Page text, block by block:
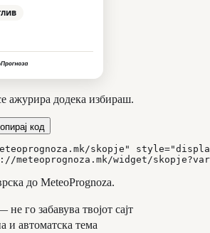
ажурира додека избираш.
код
skopje"
meteoprognoza.mk/widget/
до MeteoPrognoza.
го забавува твојот сајт
и автоматска тема